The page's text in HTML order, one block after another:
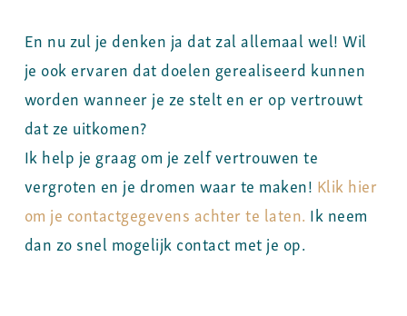
En nu zul je denken ja dat zal allemaal wel! Wil
je ook ervaren dat doelen gerealiseerd kunnen
worden wanneer je ze stelt en er op vertrouwt
dat ze uitkomen?
Ik help je graag om je zelf vertrouwen te
vergroten en je dromen waar te maken! Klik hier
om je contactgegevens achter te laten. Ik neem
dan zo snel mogelijk contact met je op.